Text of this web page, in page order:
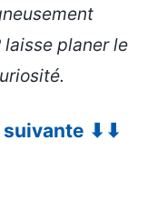
laisse planer le
suivante ⬇⬇